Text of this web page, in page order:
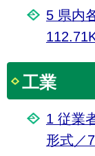
5 県内
工業
1 従業
形式／